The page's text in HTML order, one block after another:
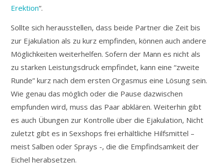
Erektion“.
Sollte sich herausstellen, dass beide Partner die Zeit bis
zur Ejakulation als zu kurz empfinden, können auch andere
Möglichkeiten weiterhelfen. Sofern der Mann es nicht als
zu starken Leistungsdruck empfindet, kann eine “zweite
Runde” kurz nach dem ersten Orgasmus eine Lösung sein.
Wie genau das möglich oder die Pause dazwischen
empfunden wird, muss das Paar abklären. Weiterhin gibt
es auch Übungen zur Kontrolle über die Ejakulation, Nicht
zuletzt gibt es in Sexshops frei erhältliche Hilfsmittel –
meist Salben oder Sprays -, die die Empfindsamkeit der
Eichel herabsetzen.